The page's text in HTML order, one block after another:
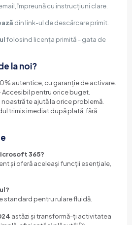
împreună cu instrucțiuni clare.
din link-ul de descărcare primit.
folosind licența primită – gata de
la noi?
autentice, cu garanție de activare.
Accesibil pentru orice buget.
noastră te ajută la orice problemă.
trimis imediat după plată, fără
365?
și oferă aceleași funcții esențiale,
standard pentru rulare fluidă.
astăzi și transformă-ți activitatea